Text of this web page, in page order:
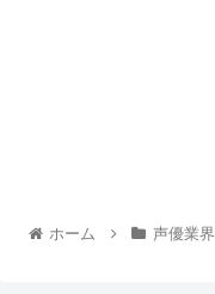
ホーム 声優業界